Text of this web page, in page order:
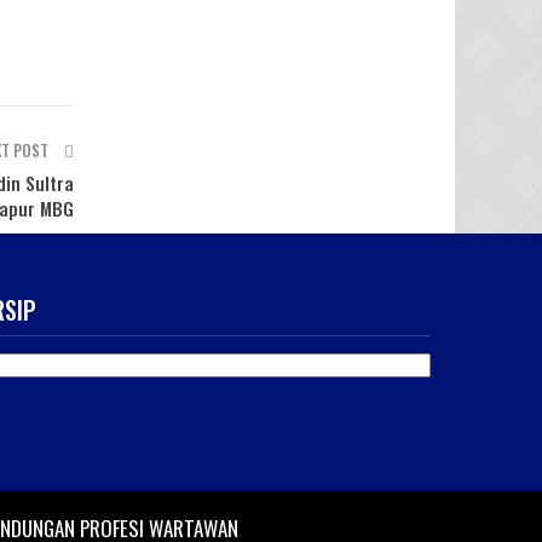
POST
Sultra
MBG
PROFESI WARTAWAN